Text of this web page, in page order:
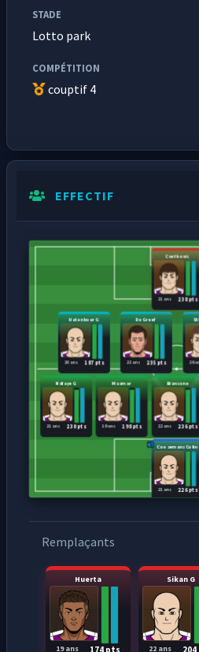
STADE
Lotto park
COMPÉTITION
couptif 4
EFFECTIF
Coosemans Colin
226 pts
21 ans
Ndiaye G
230 pts
21 ans
Maamar
198 pts
19 ans
Biancone
236 pts
22 ans
Hatenboer G
187 pts
20 ans
De Greef
235 pts
23 ans 26
Cvetkovic
238 pts
21 ans
Remplaçants
Huerta
174 pts
19 ans
Sikan G
22 ans